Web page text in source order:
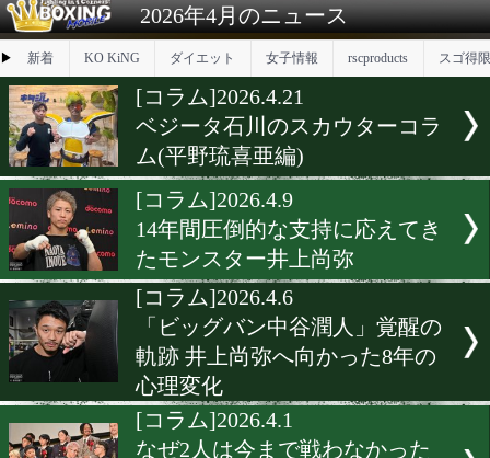
試合日程 試合結果 練習動画 ランキング
2026年4月のニュース
▶ 新着 KO KiNG ダイエット
[コラム]2026.4.21
ベジータ石川のスカウター
ム(平野琉喜亜編)
[コラム]2026.4.9
14年間圧倒的な支持に応え
たモンスター井上尚弥
[コラム]2026.4.6